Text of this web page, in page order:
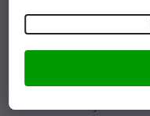
Predivno šareni i
od materijala sigurnih
nema oštrih rubova, a
netoksičnim bojama.